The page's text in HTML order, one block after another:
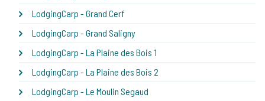
LodgingCarp - Grand Cerf
LodgingCarp - Grand Saligny
LodgingCarp - La Plaine des Bois 1
LodgingCarp - La Plaine des Bois 2
LodgingCarp - Le Moulin Segaud